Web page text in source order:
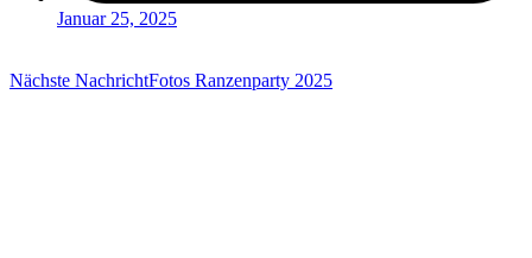
Januar 25, 2025
Nächste NachrichtFotos Ranzenparty 2025